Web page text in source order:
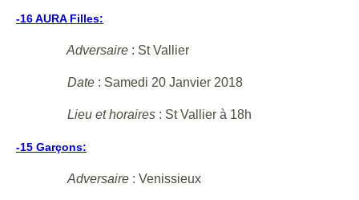
-16 AURA Filles:
Adversaire : St Vallier
Date : Samedi 20 Janvier 2018
Lieu et horaires : St Vallier à 18h
-15 Garçons:
Adversaire : Venissieux